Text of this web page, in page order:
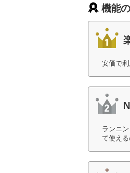
機能
安価で
ランニ
て使え